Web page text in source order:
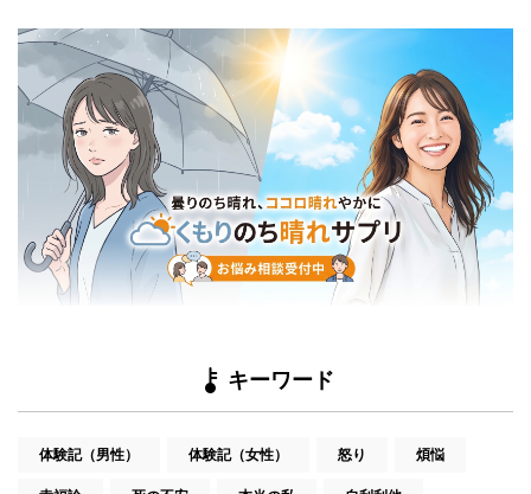
キーワード
体験記（男性） 体験記（女性） 怒り 煩悩